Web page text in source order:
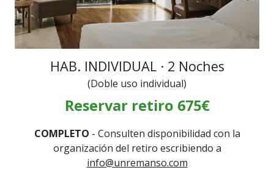
HAB. INDIVIDUAL · 2 Noches
(Doble uso individual)
Reservar retiro 675€
COMPLETO - Consulten disponibilidad con la
organización del retiro escribiendo a
info@unremanso.com